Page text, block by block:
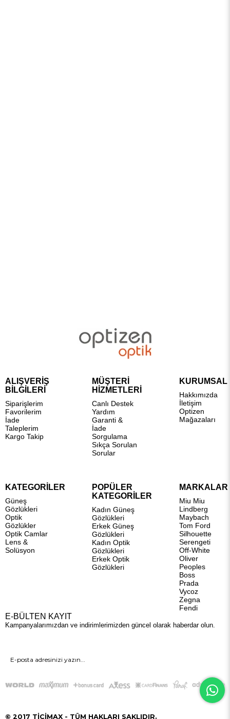
ALIŞVERİŞ
BİLGİLERİ
Siparişlerim
Favorilerim
İade
Taleplerim
Kargo Takip
MÜŞTERİ
HİZMETLERİ
Canlı Destek
Yardım
Garanti &
İade
Sorgulama
Sıkça Sorulan
Sorular
KURUMSAL
Hakkımızda
İletişim
Optizen
Mağazaları
KATEGORİLER
Güneş
Gözlükleri
Optik
Gözlükler
Optik Camlar
Lens &
Solüsyon
POPÜLER
KATEGORİLER
Kadın Güneş
Gözlükleri
Erkek Güneş
Gözlükleri
Kadın Optik
Gözlükleri
Erkek Optik
Gözlükleri
MARKALAR
Miu Miu
Lindberg
Maybach
Tom Ford
Silhouette
Serengeti
Off-White
Oliver
Peoples
Boss
Prada
Vycoz
Zegna
Fendi
E-BÜLTEN KAYIT
Kampanyalarımızdan ve indirimlerimizden güncel olarak haberdar olun.
GÖNDER
© 2017 TİCİMAX - TÜM HAKLARI SAKLIDIR.